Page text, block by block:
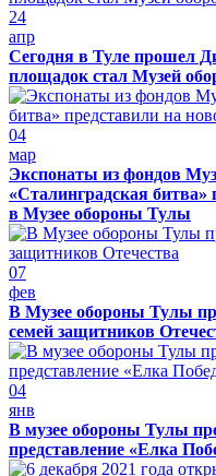
24
апр
Сегодня в Туле прошел
площадок стал Музей
04
мар
Экспонаты из фондов
«Сталинградская битва»
в Музее обороны Тулы
07
фев
В Музее обороны Тулы
семей защитников
04
янв
В музее обороны Тулы
представление «Елка